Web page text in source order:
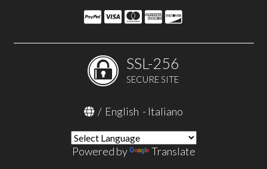
SSL-256
SECURE SITE
/ English - Italiano
Powered by Translate